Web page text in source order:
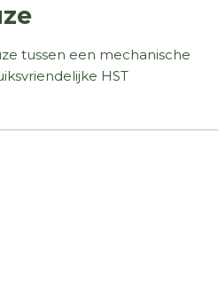
tussen een mechanische
HST